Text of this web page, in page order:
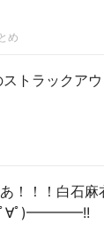
め
ストラックア
！！！白石麻
ﾟ∀ﾟ)━━━━!!